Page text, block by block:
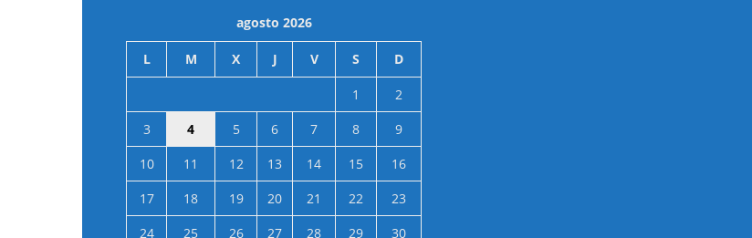
agosto 2026
L M X J V S D
1
2
3
4 5 6 7 8
9
10
11 12 13 14 15
16
17
18 19 20 21 22
23
24
25 26 27 28 29
30